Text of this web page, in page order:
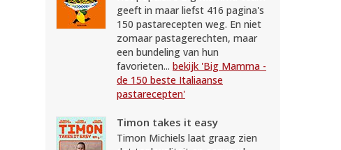
geeft in maar liefst 416 pagina's
150 pastarecepten weg. En niet
zomaar pastagerechten, maar
een bundeling van hun
favorieten... bekijk 'Big Mamma -
de 150 beste Italiaanse
pastarecepten'
Timon takes it easy
Timon Michiels laat graag zien